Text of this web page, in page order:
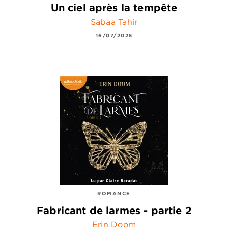
Un ciel après la tempête
Sabaa Tahir
16/07/2025
ROMANCE
Fabricant de larmes - partie 2
Erin Doom